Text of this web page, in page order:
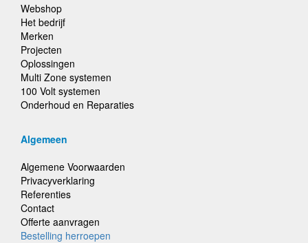
Webshop
Het bedrijf
Merken
Projecten
Oplossingen
Multi Zone systemen
100 Volt systemen
Onderhoud en Reparaties
Algemeen
Algemene Voorwaarden
Privacyverklaring
Referenties
Contact
Offerte aanvragen
Bestelling herroepen